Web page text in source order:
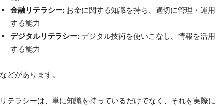
金融リテラシー: お金に関する知識を持ち、適切に管理・運用
する能力
デジタルリテラシー: デジタル技術を使いこなし、情報を活用
する能力
などがあります。
リテラシーは、単に知識を持っているだけでなく、それを実際に